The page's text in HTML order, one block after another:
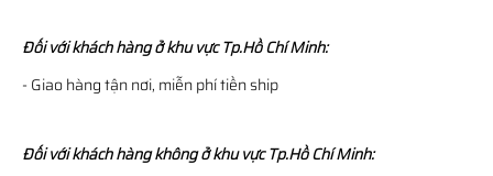
Đối với khách hàng ở khu vực Tp.Hồ Chí Minh:
- Giao hàng tận nơi, miễn phí tiền ship
Đối với khách hàng không ở khu vực Tp.Hồ Chí Minh: